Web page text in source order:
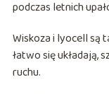
podczas letnich
Wiskoza i lyocell są
łatwo się układają,
ruchu.